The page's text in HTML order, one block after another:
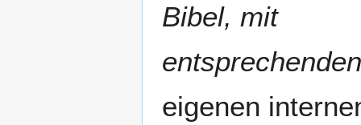
Bibel, mit
eigenen